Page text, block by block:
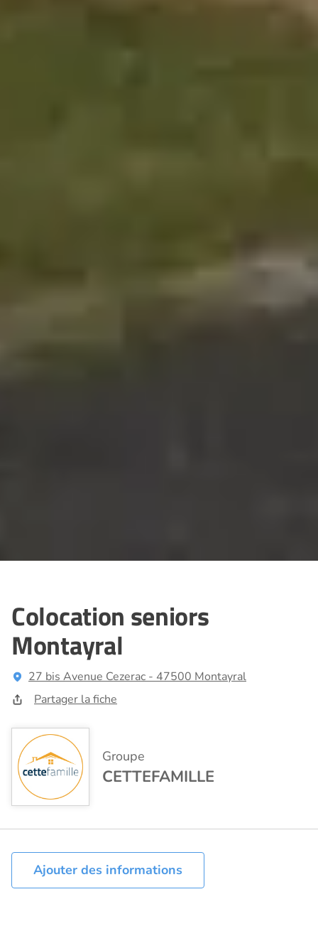
Colocation seniors
Montayral
27 bis Avenue Cezerac - 47500 Montayral
Partager la fiche
Groupe
CETTEFAMILLE
Ajouter des informations